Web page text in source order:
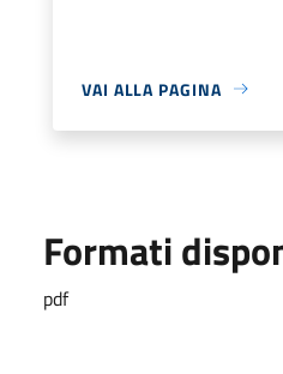
VAI ALLA PAGINA
Formati
pdf